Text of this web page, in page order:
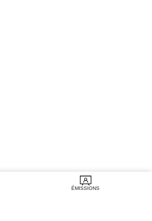
ÉMISSIONS